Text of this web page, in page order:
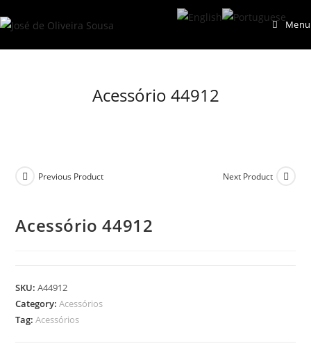
to
Menu
Acessório 44912
Previous Product Next Product
Acessório 44912
SKU:A44912
Category:Acessórios
Tag:Acessórios